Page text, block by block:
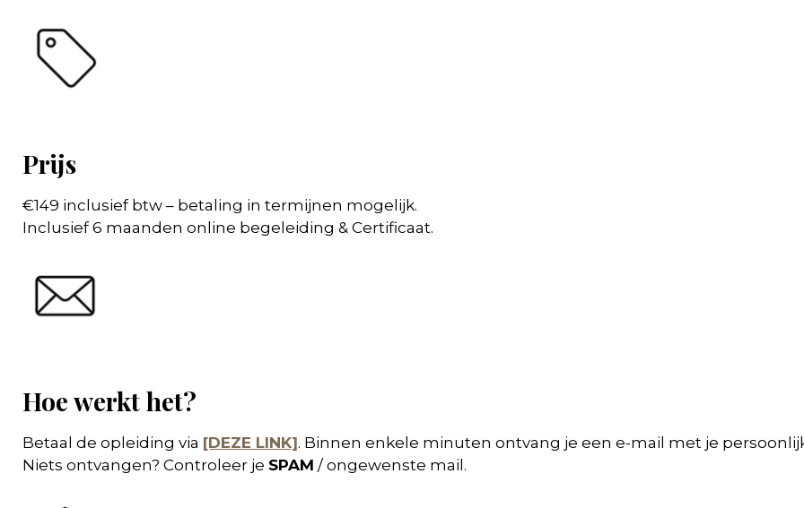
Prijs
€149 inclusief btw – betaling in termijnen mogelijk.
Inclusief 6 maanden online begeleiding & Certificaat.
Hoe werkt het?
Betaal de opleiding via [DEZE LINK]. Binnen enkele minuten ontvang je een e-mail met je
Niets ontvangen? Controleer je SPAM / ongewenste mail.